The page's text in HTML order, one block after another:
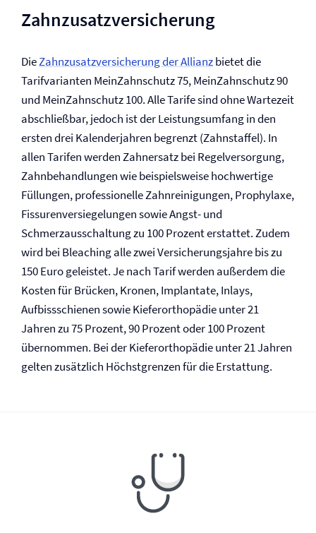
Zahnzusatz­versicherung
DieZahnzusatz­versicherung der Allianzbietet die
Tarifvarianten MeinZahnschutz 75, MeinZahnschutz 90
und MeinZahnschutz 100. Alle Tarife sind ohne Wartezeit
abschließbar, jedoch ist der Leistungsumfang in den
ersten drei Kalenderjahren begrenzt (Zahnstaffel). In
allen Tarifen werden Zahnersatz bei Regelversorgung,
Zahnbehandlungen wie beispielsweise hochwertige
Füllungen, professionelle Zahnreinigungen, Prophylaxe,
Fissurenversiegelungen sowie Angst- und
Schmerzausschaltung zu 100 Prozent erstattet. Zudem
wird bei Bleaching alle zwei Versicherungsjahre bis zu
150 Euro geleistet. Je nach Tarif werden außerdem die
Kosten für Brücken, Kronen, Implantate, Inlays,
Aufbissschienen sowie Kieferorthopädie unter 21
Jahren zu 75 Prozent, 90 Prozent oder 100 Prozent
übernommen. Bei der Kieferorthopädie unter 21 Jahren
gelten zusätzlich Höchstgrenzen für die Erstattung.